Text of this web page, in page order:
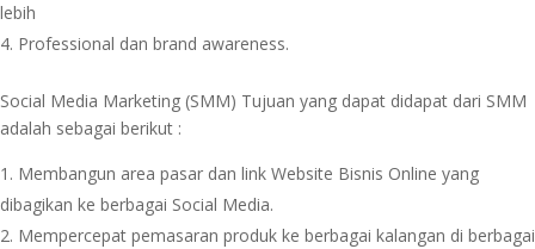
lebih
Professional dan brand awareness.
Social Media Marketing (SMM) Tujuan yang dapat didapat dari SMM
adalah sebagai berikut :
Membangun area pasar dan link Website Bisnis Online yang
dibagikan ke berbagai Social Media.
Mempercepat pemasaran produk ke berbagai kalangan di berbagai